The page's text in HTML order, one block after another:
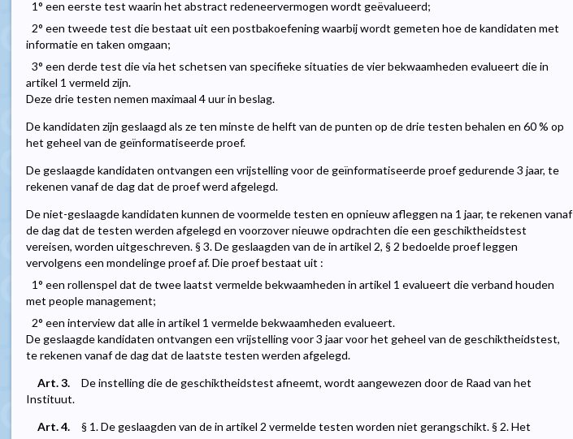
1° een eerste test waarin het abstract redeneervermogen wordt geëvalueerd;
2° een tweede test die bestaat uit een postbakoefening waarbij wordt gemeten hoe de kandidaten met
informatie en taken omgaan;
3° een derde test die via het schetsen van specifieke situaties de vier bekwaamheden evalueert die in
artikel 1 vermeld zijn.
Deze drie testen nemen maximaal 4 uur in beslag.
De kandidaten zijn geslaagd als ze ten minste de helft van de punten op de drie testen behalen en 60 % op
het geheel van de geïnformatiseerde proef.
De geslaagde kandidaten ontvangen een vrijstelling voor de geïnformatiseerde proef gedurende 3 jaar, te
rekenen vanaf de dag dat de proef werd afgelegd.
De niet-geslaagde kandidaten kunnen de voormelde testen en opnieuw afleggen na 1 jaar, te rekenen vanaf
de dag dat de testen werden afgelegd en voorzover nieuwe opdrachten die een geschiktheidstest
vereisen, worden uitgeschreven. § 3. De geslaagden van de in artikel 2, § 2 bedoelde proef leggen
vervolgens een mondelinge proef af. Die proef bestaat uit :
1° een rollenspel dat de twee laatst vermelde bekwaamheden in artikel 1 evalueert die verband houden
met people management;
2° een interview dat alle in artikel 1 vermelde bekwaamheden evalueert.
De geslaagde kandidaten ontvangen een vrijstelling voor 3 jaar voor het geheel van de geschiktheidstest,
te rekenen vanaf de dag dat de laatste testen werden afgelegd.
Art. 3.
De instelling die de geschiktheidstest afneemt, wordt aangewezen door de Raad van het
Instituut.
Art. 4.
§ 1. De geslaagden van de in artikel 2 vermelde testen worden niet gerangschikt. § 2. Het